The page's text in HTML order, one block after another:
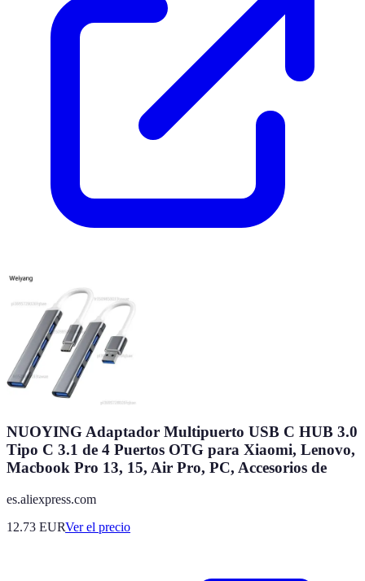
NUOYING Adaptador Multipuerto USB C HUB 3.0
Tipo C 3.1 de 4 Puertos OTG para Xiaomi, Lenovo,
Macbook Pro 13, 15, Air Pro, PC, Accesorios de
es.aliexpress.com
12.73 EURVer el precio